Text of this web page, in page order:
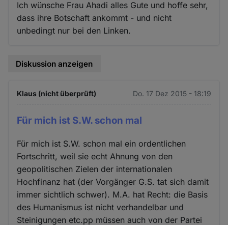
Ich wünsche Frau Ahadi alles Gute und hoffe sehr,
dass ihre Botschaft ankommt - und nicht
unbedingt nur bei den Linken.
Diskussion anzeigen
Klaus (nicht überprüft) Do. 17 Dez 2015 - 18:19
Für mich ist S.W. schon mal
Für mich ist S.W. schon mal ein ordentlichen
Fortschritt, weil sie echt Ahnung von den
geopolitischen Zielen der internationalen
Hochfinanz hat (der Vorgänger G.S. tat sich damit
immer sichtlich schwer). M.A. hat Recht: die Basis
des Humanismus ist nicht verhandelbar und
Steinigungen etc.pp müssen auch von der Partei